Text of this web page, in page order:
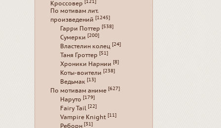
Кроссовер [121]
По мотивам лит.
произведений [1245]
Гарри Поттер [538]
Сумерки [200]
Властелин колец [24]
Таня Гроттер [51]
Хроники Нарнии [8]
Коты-воители [238]
Ведьмак [13]
По мотивам аниме [627]
Наруто [179]
Fairy Tail [22]
Vampire Knight [11]
Реборн [31]